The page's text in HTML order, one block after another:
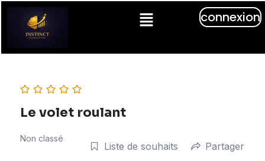
connexion
Le volet roulant
Non classé
Liste de souhaits Partager